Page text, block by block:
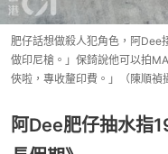
肥仔話想做殺人犯角色，阿Dee
做印尼槍。」保錡說他可以拍
俠啦，專收釐印費。」（陳順禎
阿Dee肥仔抽水指